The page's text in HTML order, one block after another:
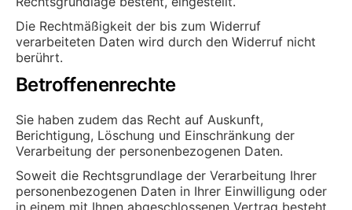
Die Rechtmäßigkeit der bis zum Widerruf
verarbeiteten Daten wird durch den Widerruf nicht
berührt.
Betroffenenrechte
Sie haben zudem das Recht auf Auskunft,
Berichtigung, Löschung und Einschränkung der
Verarbeitung der personenbezogenen Daten.
Soweit die Rechtsgrundlage der Verarbeitung Ihrer
personenbezogenen Daten in Ihrer Einwilligung oder